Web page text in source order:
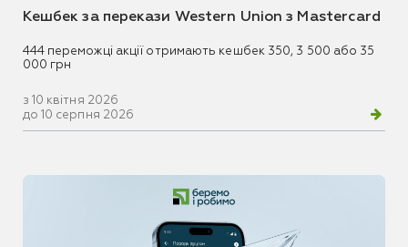
Кешбек за перекази Western Union з Mastercard
444 переможці акції отримають кешбек 350, 3 500 або 35
000 грн
з 10 квітня 2026
до 10 серпня 2026